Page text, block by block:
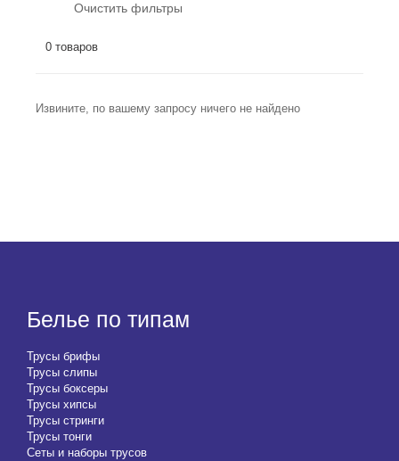
Очистить фильтры
0 товаров
Извините, по вашему запросу ничего не найдено
Белье по типам
Трусы брифы
Трусы слипы
Трусы боксеры
Трусы хипсы
Трусы стринги
Трусы тонги
Сеты и наборы трусов